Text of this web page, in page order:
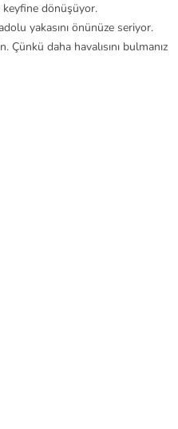
keyfine dönüşüyor.
yakasını önünüze seriyor.
daha havalısını bulmanız